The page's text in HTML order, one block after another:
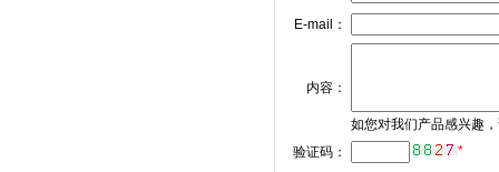
E-mail：
内容：
如您对我们产品感兴趣
验证码：
*